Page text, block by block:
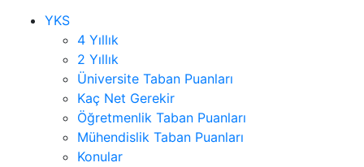
YKS
4 Yıllık
2 Yıllık
Üniversite Taban Puanları
Kaç Net Gerekir
Öğretmenlik Taban Puanları
Mühendislik Taban Puanları
Konular